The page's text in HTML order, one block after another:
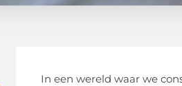
In een wereld waar we